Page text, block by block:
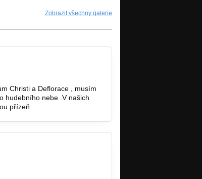
Zobrazit všechny galerie
Christi a Deflorace , musím
hudebního nebe .V našich
přízeň